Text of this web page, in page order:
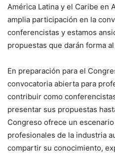
América Latina y el Caribe en
amplia participación en la
conferencistas y estamos
propuestas que darán forma
En preparación para el
convocatoria abierta para
contribuir como
presentar sus propuestas
Congreso ofrece un
profesionales de la industria
compartir su conocimiento,